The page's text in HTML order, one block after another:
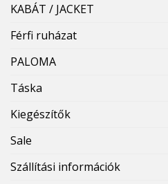
KABÁT / JACKET
Férfi ruházat
PALOMA
Táska
Kiegészítők
Sale
Szállítási információk